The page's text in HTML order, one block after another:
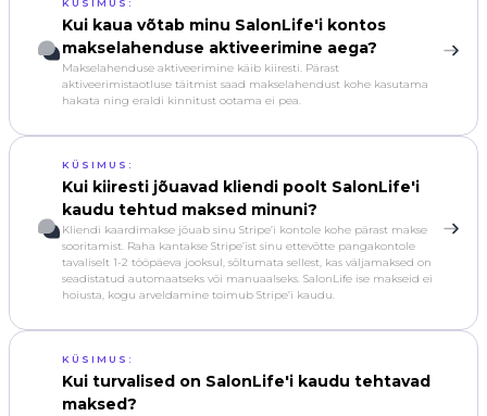
KÜSIMUS:
Kui kaua võtab minu SalonLife'i kontos
makselahenduse aktiveerimine aega?
Makselahenduse aktiveerimine käib kiiresti. Pärast
aktiveerimistaotluse täitmist saad makselahendust kohe kasutama
hakata ning eraldi kinnitust ootama ei pea.
KÜSIMUS:
Kui kiiresti jõuavad kliendi poolt SalonLife'i
kaudu tehtud maksed minuni?
Kliendi kaardimakse jõuab sinu Stripe’i kontole kohe pärast makse
sooritamist. Raha kantakse Stripe’ist sinu ettevõtte pangakontole
tavaliselt 1-2 tööpäeva jooksul, sõltumata sellest, kas väljamaksed on
seadistatud automaatseks või manuaalseks. SalonLife ise makseid ei
hoiusta, kogu arveldamine toimub Stripe’i kaudu.
KÜSIMUS:
Kui turvalised on SalonLife'i kaudu tehtavad
maksed?